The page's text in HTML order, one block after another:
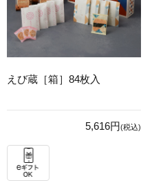
えび蔵［箱］84枚入
5,616円(税込)